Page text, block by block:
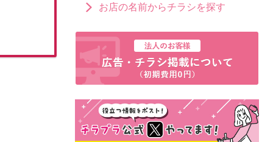
お店の名前からチラシを探す